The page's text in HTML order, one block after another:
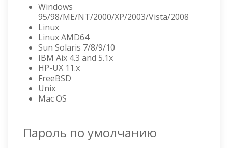
Windows
95/98/ME/NT/2000/XP/2003/Vista/2008
Linux
Linux AMD64
Sun Solaris 7/8/9/10
IBM Aix 4.3 and 5.1x
HP-UX 11.x
FreeBSD
Unix
Mac OS
Пароль по умолчанию